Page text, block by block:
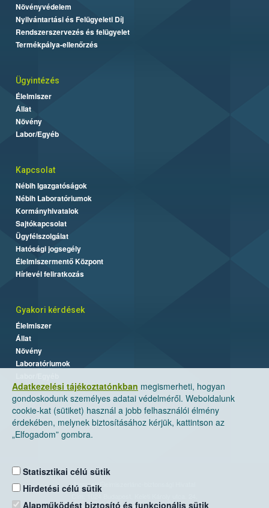
Adatkezelési tájékoztatónkban megismerheti, hogyan
gondoskodunk személyes adatai védelméről. Weboldalunk
cookie-kat (sütiket) használ a jobb felhasználói élmény
érdekében, melynek biztosításához kérjük, kattintson az
„Elfogadom” gombra.
Statisztikai célú sütik
Hirdetési célú sütik
Alapműködést biztosító és funkcionális sütik
Növényvédelem
Nyilvántartási és Felügyeleti Díj
Rendszerszervezés és felügyelet
Termékpálya-ellenőrzés
Ügyintézés
Élelmiszer
Állat
Növény
Labor/Egyéb
Kapcsolat
Nébih Igazgatóságok
Nébih Laboratóriumok
Kormányhivatalok
Sajtókapcsolat
Ügyfélszolgálat
Hatósági jogsegély
Élelmiszermentő Központ
Hírlevél feliratkozás
Gyakori kérdések
Élelmiszer
Állat
Növény
Laboratóriumok
Nemzeti Élelmiszerlánc-biztonsági Hivatal